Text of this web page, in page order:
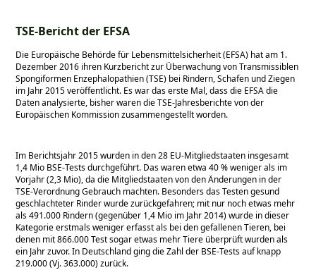
TSE-Bericht der EFSA
Die Europäische Behörde für Lebensmittelsicherheit (EFSA) hat am 1.
Dezember 2016 ihren Kurzbericht zur Überwachung von Transmissiblen
Spongiformen Enzephalopathien (TSE) bei Rindern, Schafen und Ziegen
im Jahr 2015 veröffentlicht. Es war das erste Mal, dass die EFSA die
Daten analysierte, bisher waren die TSE-Jahresberichte von der
Europäischen Kommission zusammengestellt worden.
Im Berichtsjahr 2015 wurden in den 28 EU-Mitgliedstaaten insgesamt
1,4 Mio BSE-Tests durchgeführt. Das waren etwa 40 % weniger als im
Vorjahr (2,3 Mio), da die Mitgliedstaaten von den Änderungen in der
TSE-Verordnung Gebrauch machten. Besonders das Testen gesund
geschlachteter Rinder wurde zurückgefahren; mit nur noch etwas mehr
als 491.000 Rindern (gegenüber 1,4 Mio im Jahr 2014) wurde in dieser
Kategorie erstmals weniger erfasst als bei den gefallenen Tieren, bei
denen mit 866.000 Test sogar etwas mehr Tiere überprüft wurden als
ein Jahr zuvor. In Deutschland ging die Zahl der BSE-Tests auf knapp
219.000 (Vj. 363.000) zurück.